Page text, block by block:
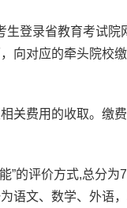
登录省教育考试院
向对应的牵头院校
关费用的收取。缴
”的评价方式,总分
语文、数学、外语